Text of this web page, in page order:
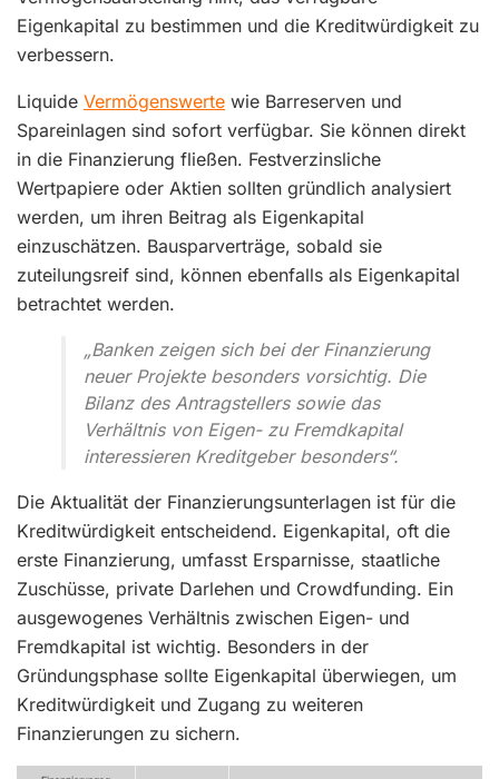
Eigenkapital zu bestimmen und die Kreditwürdigkeit zu
verbessern.
Liquide Vermögenswerte wie Barreserven und
Spareinlagen sind sofort verfügbar. Sie können direkt
in die Finanzierung fließen. Festverzinsliche
Wertpapiere oder Aktien sollten gründlich analysiert
werden, um ihren Beitrag als Eigenkapital
einzuschätzen. Bausparverträge, sobald sie
zuteilungsreif sind, können ebenfalls als Eigenkapital
betrachtet werden.
„Banken zeigen sich bei der Finanzierung
neuer Projekte besonders vorsichtig. Die
Bilanz des Antragstellers sowie das
Verhältnis von Eigen- zu Fremdkapital
interessieren Kreditgeber besonders“.
Die Aktualität der Finanzierungsunterlagen ist für die
Kreditwürdigkeit entscheidend. Eigenkapital, oft die
erste Finanzierung, umfasst Ersparnisse, staatliche
Zuschüsse, private Darlehen und Crowdfunding. Ein
ausgewogenes Verhältnis zwischen Eigen- und
Fremdkapital ist wichtig. Besonders in der
Gründungsphase sollte Eigenkapital überwiegen, um
Kreditwürdigkeit und Zugang zu weiteren
Finanzierungen zu sichern.